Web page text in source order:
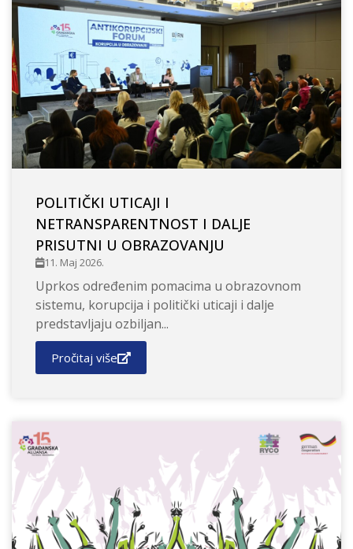
POLITIČKI UTICAJI I
NETRANSPARENTNOST I DALJE
PRISUTNI U OBRAZOVANJU
11. Maj 2026.
Uprkos određenim pomacima u obrazovnom
sistemu, korupcija i politički uticaji i dalje
predstavljaju ozbiljan...
Pročitaj više